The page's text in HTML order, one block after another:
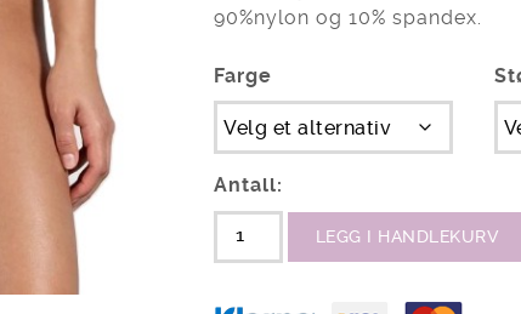
90%nylon og 10% spandex.
Farge
Antall:
LEGG I HANDLEKURV